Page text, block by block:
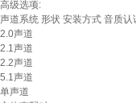
高级选项:
声道系统 形状 安装方式 音质认
2.0声道
2.1声道
2.2声道
5.1声道
单声道